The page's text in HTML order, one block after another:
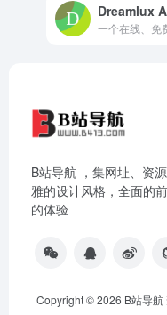
Dreamlux
B站导航 ，集网址、资
雅的设计风格，全面的
的体验
Copyright © 2026 B站导航